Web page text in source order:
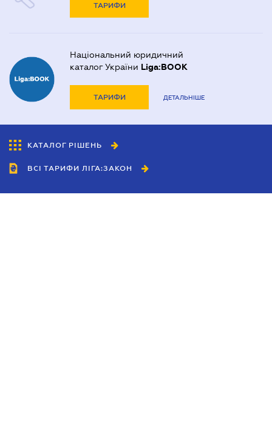
ТАРИФИ
Національний юридичний
каталог України Liga:BOOK
ТАРИФИ ДЕТАЛЬНІШЕ
КАТАЛОГ РІШЕНЬ
ВСІ ТАРИФИ ЛІГА:ЗАКОН